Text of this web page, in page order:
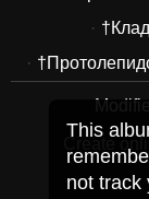
Create
This
not track